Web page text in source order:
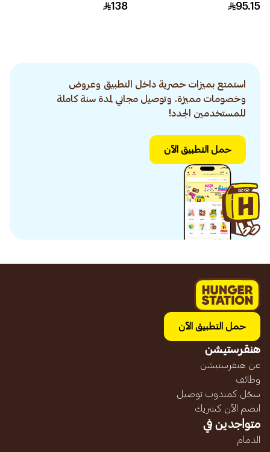
95.15
138
استمتع بميزات حصرية داخل التطبيق وعروض
وخصومات مميزة. وتوصيل مجاني لمدة سنة كاملة
للمستخدمين الجدد!
حمل التطبيق الآن
حمل التطبيق الآن
هنقرستيشن
عن هنقرستيشن
وظائف
سجّل كمندوب توصيل
انضم الآن كشريك
متواجدين في
الدمام